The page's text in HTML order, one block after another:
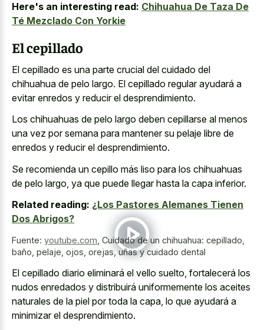
Here's an interesting read: Chihuahua De Taza De
Té Mezclado Con Yorkie
El cepillado
El cepillado es una parte crucial del cuidado del
chihuahua de pelo largo. El cepillado regular ayudará a
evitar enredos y reducir el desprendimiento.
Los chihuahuas de pelo largo deben cepillarse al menos
una vez por semana para mantener su pelaje libre de
enredos y reducir el desprendimiento.
Se recomienda un cepillo más liso para los chihuahuas
de pelo largo, ya que puede llegar hasta la capa inferior.
Related reading: ¿Los Pastores Alemanes Tienen
Dos Abrigos?
Fuente: youtube.com Cuidado de un chihuahua: cepillado,
baño, pelaje, ojos, orejas, uñas y cuidado dental
El cepillado diario eliminará el vello suelto, fortalecerá los
nudos enredados y distribuirá uniformemente los aceites
naturales de la piel por toda la capa, lo que ayudará a
minimizar el desprendimiento.